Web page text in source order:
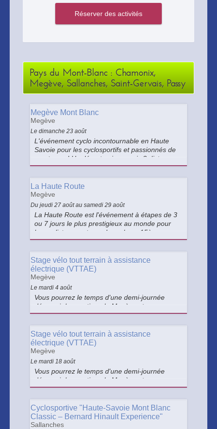
Pays du Mont-Blanc : Chamonix,
Megève, Sallanches, Saint-Gervais, Passy
Megève Mont Blanc
Megève
Le dimanche 23 août
L'événement cyclo incontournable en Haute
Savoie pour les cyclosportifs et passionnés de
montagne ! Un départ unique mais 3 distances
au choix : 80, 105 et 140 km !
La Haute Route
Megève
Du jeudi 27 août au samedi 29 août
La Haute Route est l'événement à étapes de 3
ou 7 jours le plus prestigieux au monde pour
les cyclistes amateurs. Lors de sa 15ème
édition, Megève sera ville étape.
Stage vélo tout terrain à assistance
électrique (VTTAE)
Megève
Le mardi 4 août
Vous pourrez le temps d'une demi-journée
découvrir les sentiers de Megève et ses
environs en VTT à assistance électrique et à
Stage vélo tout terrain à assistance
électrique (VTTAE)
Megève
Le mardi 18 août
Vous pourrez le temps d'une demi-journée
découvrir les sentiers de Megève et ses
environs en VTT à assistance électrique et à
Cyclosportive "Haute-Savoie Mont Blanc
Classic – Bernard Hinault Experience"
Sallanches